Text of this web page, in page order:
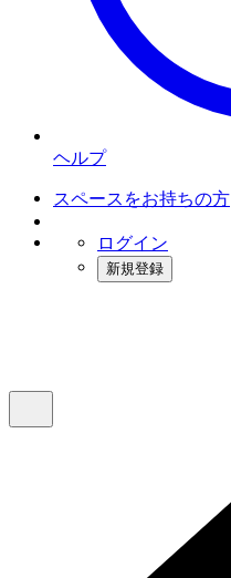
ヘルプ
スペースをお持ちの方
ログイン
新規登録